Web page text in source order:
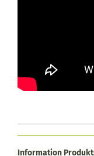
Information